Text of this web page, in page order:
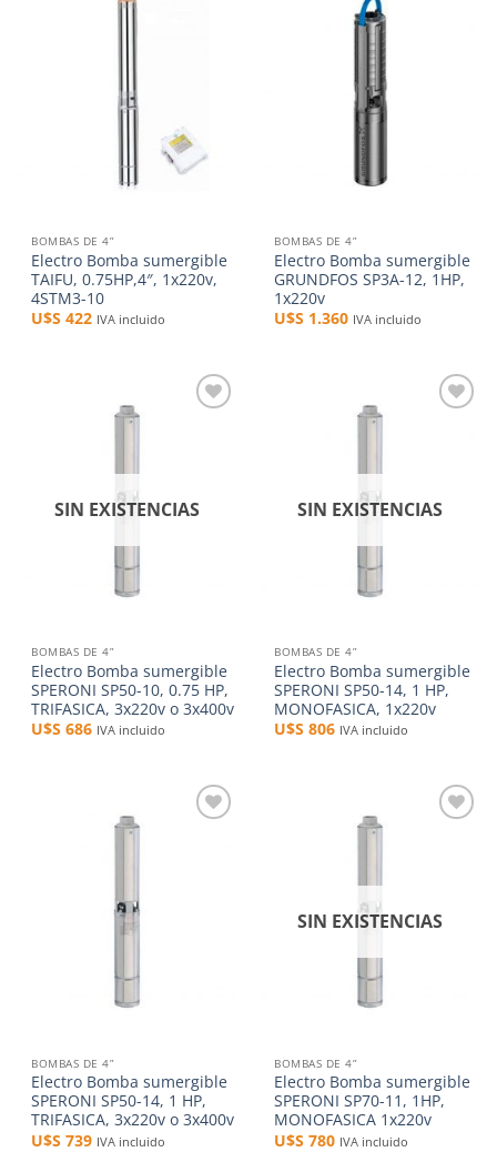
BOMBAS DE 4”
Electro Bomba sumergible
TAIFU, 0.75HP,4″, 1x220v,
4STM3-10
U$S422 IVA incluido
BOMBAS DE 4”
Electro Bomba sumergible
GRUNDFOS SP3A-12, 1HP,
1x220v
U$S 1.360 IVA incluido
SIN EXISTENCIAS
BOMBAS DE 4”
Electro Bomba sumergible
SPERONI SP50-10, 0.75 HP,
TRIFASICA, 3x220v o 3x400v
U$S686 IVA incluido
SIN EXISTENCIAS
BOMBAS DE 4”
Electro Bomba sumergible
SPERONI SP50-14, 1 HP,
MONOFASICA, 1x220v
U$S806 IVA incluido
BOMBAS DE 4”
Electro Bomba sumergible
SPERONI SP50-14, 1 HP,
TRIFASICA, 3x220v o 3x400v
U$S739 IVA incluido
SIN EXISTENCIAS
BOMBAS DE 4”
Electro Bomba sumergible
SPERONI SP70-11, 1HP,
MONOFASICA 1x220v
U$S780 IVA incluido